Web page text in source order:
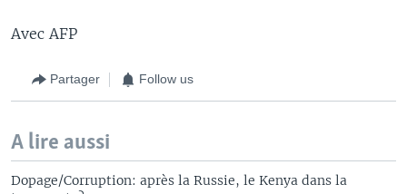
Avec AFP
Partager Follow us
A lire aussi
Dopage/Corruption: après la Russie, le Kenya dans la